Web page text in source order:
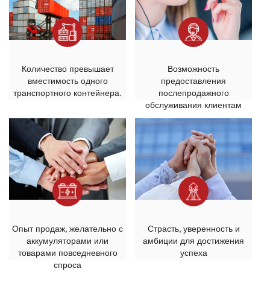
Количество превышает
вместимость одного
транспортного контейнера.
Возможность
предоставления
послепродажного
обслуживания клиентам
Опыт продаж, желательно с
аккумуляторами или
товарами повседневного
спроса
Страсть, уверенность и
амбиции для достижения
успеха